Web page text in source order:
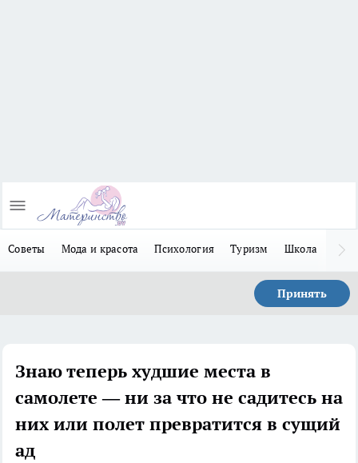
Советы Мода и красота Психология Туризм Школа
Принять
Знаю теперь худшие места в
самолете — ни за что не садитесь на
них или полет превратится в сущий
ад